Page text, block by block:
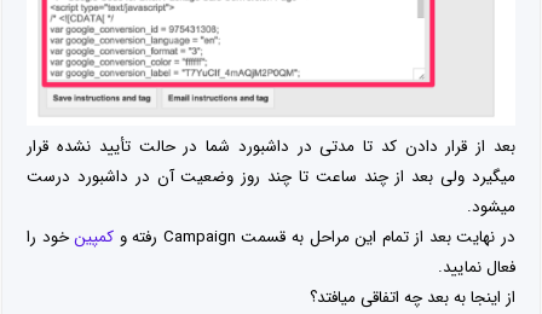
بعد از قرار دادن کد تا مدتی در داشبورد شما در حالت تأیید نشده قرار
میگیرد ولی بعد از چند ساعت تا چند روز وضعیت آن در داشبورد درست
میشود.
در نهایت بعد از تمام این مراحل به قسمت Campaign رفته و
کمپینخود را
فعال نمایید.
از اینجا به بعد چه اتفاقی میافتد؟